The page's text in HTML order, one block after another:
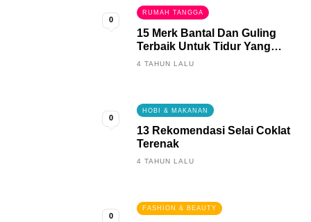
0
RUMAH TANGGA
15 Merk Bantal Dan Guling
Terbaik Untuk Tidur Yang
Berkualitas
4 TAHUN LALU
0
HOBI & MAKANAN
13 Rekomendasi Selai Coklat
Terenak
4 TAHUN LALU
0
FASHION & BEAUTY